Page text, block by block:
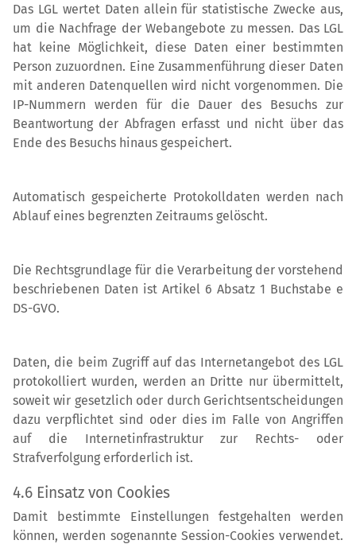
Das LGL wertet Daten allein für statistische Zwecke aus,
um die Nachfrage der Webangebote zu messen. Das LGL
hat keine Möglichkeit, diese Daten einer bestimmten
Person zuzuordnen. Eine Zusammenführung dieser Daten
mit anderen Datenquellen wird nicht vorgenommen. Die
IP-Nummern werden für die Dauer des Besuchs zur
Beantwortung der Abfragen erfasst und nicht über das
Ende des Besuchs hinaus gespeichert.
Automatisch gespeicherte Protokolldaten werden nach
Ablauf eines begrenzten Zeitraums gelöscht.
Die Rechtsgrundlage für die Verarbeitung der vorstehend
beschriebenen Daten ist Artikel 6 Absatz 1 Buchstabe e
DS-GVO.
Daten, die beim Zugriff auf das Internetangebot des LGL
protokolliert wurden, werden an Dritte nur übermittelt,
soweit wir gesetzlich oder durch Gerichtsentscheidungen
dazu verpflichtet sind oder dies im Falle von Angriffen
auf die Internetinfrastruktur zur Rechts- oder
Strafverfolgung erforderlich ist.
4.6 Einsatz von Cookies
Damit bestimmte Einstellungen festgehalten werden
können, werden sogenannte Session-Cookies verwendet.